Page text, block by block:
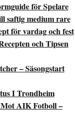
för Spelare
saftig medium rare
för vardag och fest
och Tipsen
– Säsongstart
I Trondheim
AIK Fotboll –